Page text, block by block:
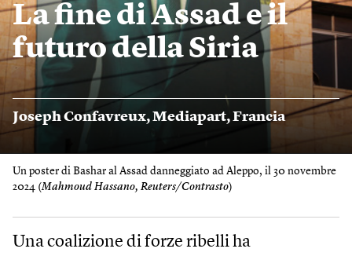
Un poster di Bashar al Assad danneggiato ad Aleppo, il 30 novembre
2024 (Mahmoud Hassano, Reuters/Contrasto)
La fine di Assad e il
futuro della Siria
Joseph Confavreux,Mediapart,Francia
Una coalizione di forze ribelli ha